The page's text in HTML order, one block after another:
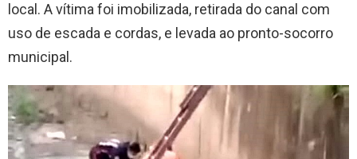
local. A vítima foi imobilizada, retirada do canal com
uso de escada e cordas, e levada ao pronto-socorro
municipal.